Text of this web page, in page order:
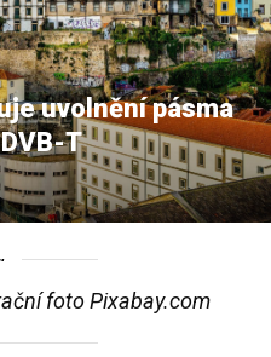
uvolnění pásma
T
foto Pixabay.com